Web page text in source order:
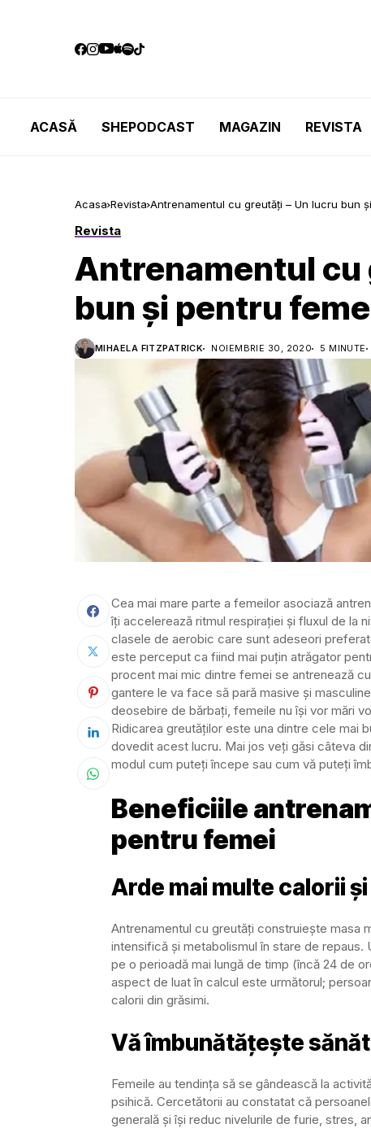
ACASĂ SHEPODCAST MAGAZIN REVISTA
Acasa Revista Antrenamentul cu greutăți – Un lucru bun
Revista
Antrenamentul cu
bun și pentru
MIHAELA FITZPATRICK NOIEMBRIE 30, 2020 5 MINUTE
Cea mai mare parte a femeilor asociază
îți accelerează ritmul respirației și fluxul de la
clasele de aerobic care sunt adeseori
este perceput ca fiind mai puțin atrăgator
procent mai mic dintre femei se antrenează
gantere le va face să pară masive și
deosebire de bărbați, femeile nu își vor mări
Ridicarea greutăților este una dintre cele mai
dovedit acest lucru. Mai jos veți găsi câteva
modul cum puteți începe sau cum vă puteți
Beneficiile
pentru femei
Arde mai multe calorii
Antrenamentul cu greutăți construiește masa
intensifică și metabolismul în stare de repaus.
pe o perioadă mai lungă de timp (încă 24 de
aspect de luat în calcul este următorul;
calorii din grăsimi.
Vă îmbunătățește
Femeile au tendința să se gândească la
psihică. Cercetătorii au constatat că
generală și își reduc nivelurile de furie, stres,